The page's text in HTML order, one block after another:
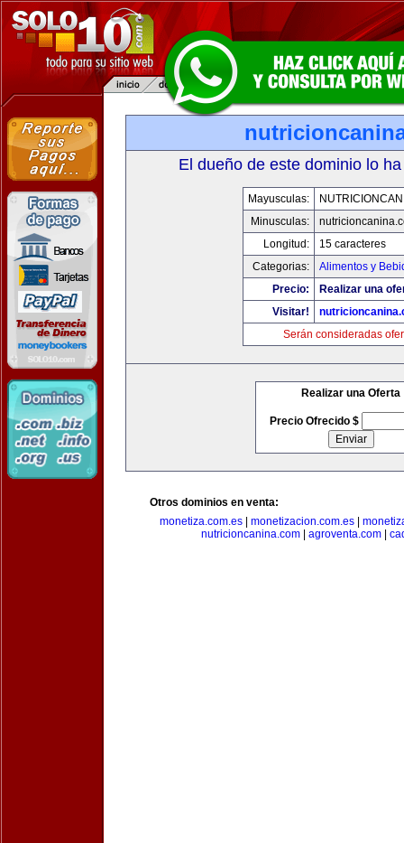
El dueño de este dominio lo
Mayusculas:
Minusculas:
Longitud:
15 caracteres
Categorias:
Alimentos y
Precio:
Realizar una
Visitar!
Serán consideradas
Realizar una Oferta
Precio Ofrecido $
Otros dominios en venta:
monetiza.com.es| monetizacion.com.es|
nutricioncanina.com| agroventa.com|